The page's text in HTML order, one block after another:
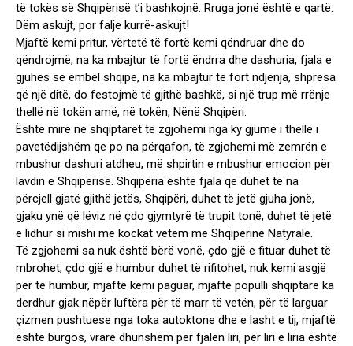
të tokës së Shqipërisë t’i bashkojnë. Rruga jonë është e qartë:
Dëm askujt, por falje kurrë-askujt!
Mjaftë kemi pritur, vërtetë të fortë kemi qëndruar dhe do
qëndrojmë, na ka mbajtur të fortë ëndrra dhe dashuria, fjala e
gjuhës së ëmbël shqipe, na ka mbajtur të fort ndjenja, shpresa
që një ditë, do festojmë të gjithë bashkë, si një trup më rrënje
thellë në tokën amë, në tokën, Nënë Shqipëri.
Është mirë ne shqiptarët të zgjohemi nga ky gjumë i thellë i
pavetëdijshëm qe po na përqafon, të zgjohemi më zemrën e
mbushur dashuri atdheu, më shpirtin e mbushur emocion për
lavdin e Shqipërisë. Shqipëria është fjala qe duhet të na
përcjell gjatë gjithë jetës, Shqipëri, duhet të jetë gjuha jonë,
gjaku ynë që lëviz në çdo gjymtyrë të trupit tonë, duhet të jetë
e lidhur si mishi më kockat vetëm me Shqipërinë Natyrale.
Të zgjohemi sa nuk është bërë vonë, çdo gjë e fituar duhet të
mbrohet, çdo gjë e humbur duhet të rifitohet, nuk kemi asgjë
për të humbur, mjaftë kemi paguar, mjaftë populli shqiptarë ka
derdhur gjak nëpër luftëra për të marr të vetën, për të larguar
çizmen pushtuese nga toka autoktone dhe e lasht e tij, mjaftë
është burgos, vrarë dhunshëm për fjalën liri, për liri e liria është